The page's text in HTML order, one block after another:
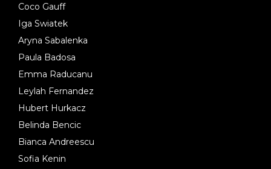
Coco Gauff
Iga Swiatek
Aryna Sabalenka
Paula Badosa
Emma Raducanu
Leylah Fernandez
Hubert Hurkacz
Belinda Bencic
Bianca Andreescu
Sofia Kenin